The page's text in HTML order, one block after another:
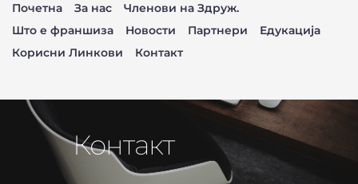
Почетна За нас
Членови на Здруж.
Што е франшиза
Новости Партнери
Едукација
Корисни Линкови
Контакт
Контакт